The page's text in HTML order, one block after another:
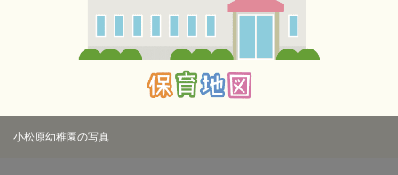
小松原幼稚園の写真